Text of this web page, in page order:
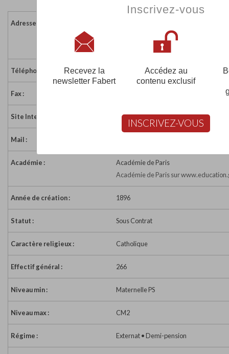
Adresse :
Téléphone : 01 46 07 37 21
Fax :
Site Internet : http://www.ecole-sacrecoeur.fr
Mail :
Académie :
Académie de Paris
Académie de Paris sur
Année de création : 1896
Statut : Sous Contrat
Caractère religieux : Catholique
Effectif général : 266
Niveau min : Maternelle PS
Niveau max : CM2
Régime : Externat • Demi-pension
Inscrivez-vous
Recevez la
newsletter Fabert
Accédez au
contenu exclusif
INSCRIVEZ-VOUS